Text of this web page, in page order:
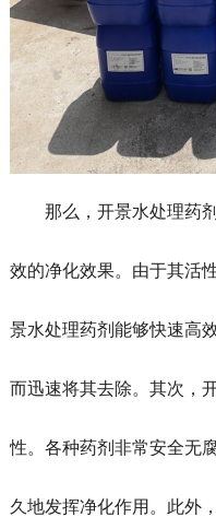
那么，开景水处理药剂
效的净化效果。由于其活
景水处理药剂能够快速高
而迅速将其去除。其次，
性。各种药剂非常安全无
久地发挥净化作用。此外